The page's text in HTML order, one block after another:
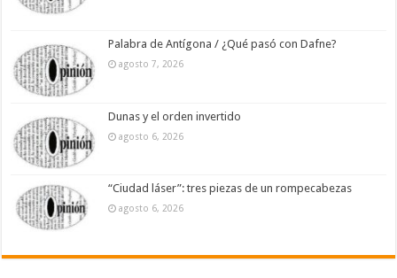
Palabra de Antígona / ¿Qué pasó con Dafne?
agosto 7, 2026
Dunas y el orden invertido
agosto 6, 2026
“Ciudad láser”: tres piezas de un rompecabezas
agosto 6, 2026